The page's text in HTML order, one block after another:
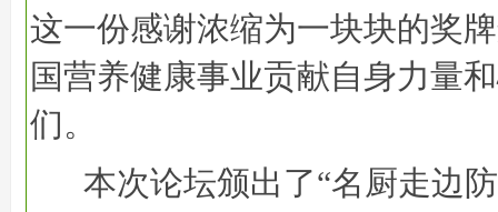
这一份感谢浓缩为一块块的奖
国营养健康事业贡献自身力量
们。
本次论坛颁出了“名厨走边